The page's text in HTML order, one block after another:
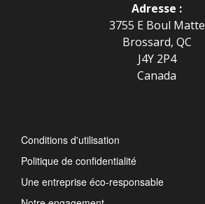
Adresse :
3755 E Boul Matte
Brossard, QC
J4Y 2P4
Canada
Conditions d'utilisation
Politique de confidentialité
Une entreprise éco-responsable